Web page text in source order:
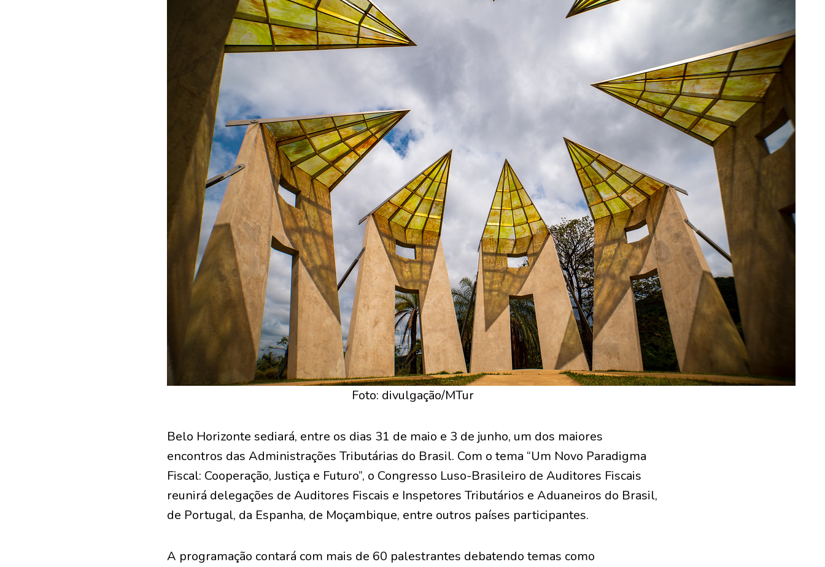
Foto: divulgação/MTur
Belo Horizonte sediará, entre os dias 31 de maio e 3 de junho, um dos maiores
encontros das Administrações Tributárias do Brasil. Com o tema “Um Novo Paradigma
Fiscal: Cooperação, Justiça e Futuro”, o Congresso Luso-Brasileiro de Auditores Fiscais
reunirá delegações de Auditores Fiscais e Inspetores Tributários e Aduaneiros do Brasil,
de Portugal, da Espanha, de Moçambique, entre outros países participantes.
A programação contará com mais de 60 palestrantes debatendo temas como